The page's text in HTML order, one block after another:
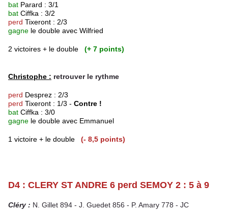
bat Parard : 3/1
bat Ciffka : 3/2
perd Tixeront : 2/3
gagne le double avec Wilfried
2 victoires + le double (+ 7 points)
Christophe : retrouver le rythme
perd Desprez : 2/3
perd Tixeront : 1/3 - Contre !
bat Ciffka : 3/0
gagne le double avec Emmanuel
1 victoire + le double (- 8,5 points)
D4 : CLERY ST ANDRE 6 perd SEMOY 2 : 5 à 9
Cléry : N. Gillet 894 - J. Guedet 856 - P. Amary 778 - JC